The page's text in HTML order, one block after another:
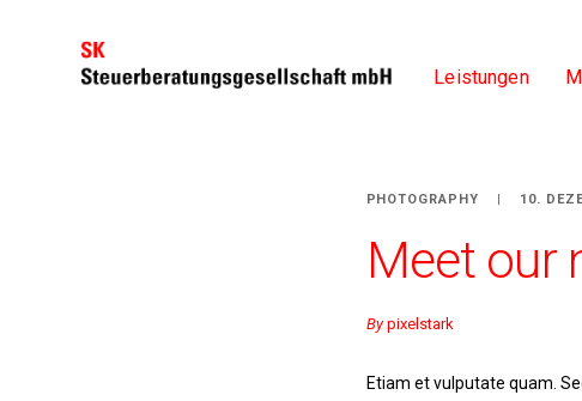
Leistungen
PHOTOGRAPHY 10.
Meet our
Bypixelstark
Etiam et vulputate quam.